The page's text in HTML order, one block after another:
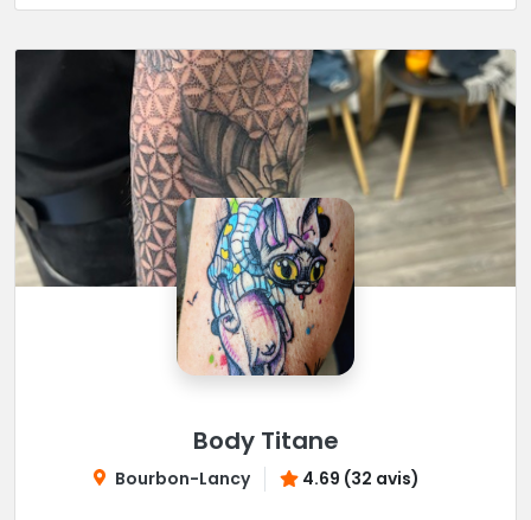
Body Titane
Bourbon-Lancy 4.69 (32 avis)